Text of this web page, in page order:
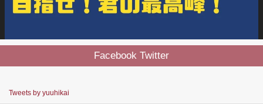
Facebook Twitter
Tweets by yuuhikai